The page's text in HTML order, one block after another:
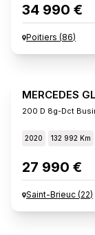
34 990 €
Poitiers (86)
MERCEDES
200 D 8g-Dct
2020 132 992 Km
27 990 €
Saint-Brieuc (22)